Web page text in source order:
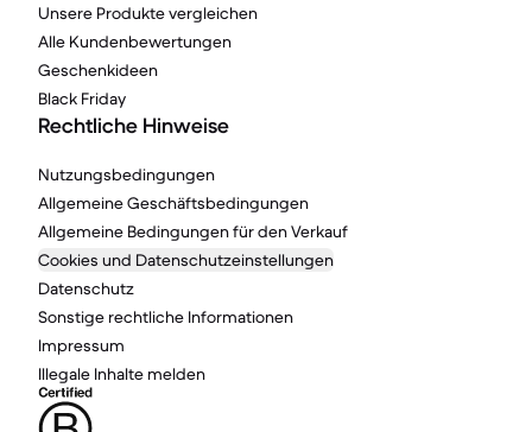
Unsere Produkte vergleichen
Alle Kundenbewertungen
Geschenkideen
Black Friday
Rechtliche Hinweise
Nutzungsbedingungen
Allgemeine Geschäftsbedingungen
Allgemeine Bedingungen für den Verkauf
Cookies und Datenschutzeinstellungen
Datenschutz
Sonstige rechtliche Informationen
Impressum
Illegale Inhalte melden